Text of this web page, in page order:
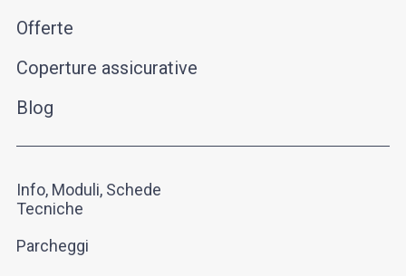
Offerte
Coperture assicurative
Blog
Info, Moduli, Schede
Tecniche
Parcheggi